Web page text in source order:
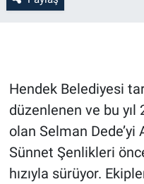
Hendek Belediyesi
düzenlenen ve bu
olan Selman Dede’yi
Sünnet Şenlikleri
hızıyla sürüyor.